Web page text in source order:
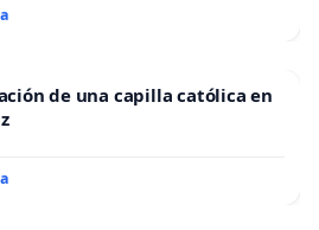
de una capilla católica en